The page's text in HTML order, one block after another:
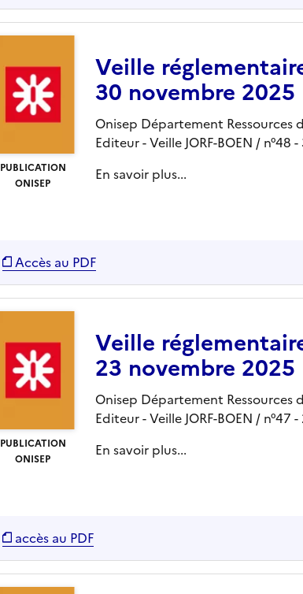
PUBLICATION
ONISEP
Veille
30 novembre 2025
Onisep Département
Editeur- Veille JORF-BOEN / n°48 -
En savoir plus...
Accès au PDF
PUBLICATION
ONISEP
Veille
23 novembre 2025
Onisep Département
Editeur- Veille JORF-BOEN / n°47 -
En savoir plus...
accès au PDF